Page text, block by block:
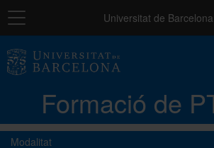
Navegació Universitat de Barcelona
Formació de
Catàleg de la formació del
Modalitat